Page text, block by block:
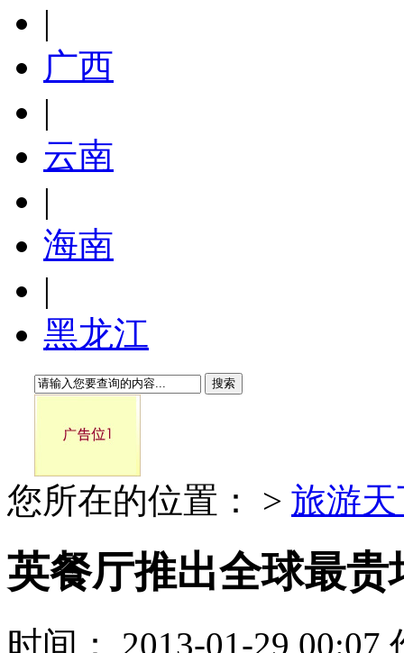
|
广西
|
云南
|
海南
|
黑龙江
搜索
您所在的位置： > 旅游
英餐厅推出全球最贵
时间： 2013-01-29